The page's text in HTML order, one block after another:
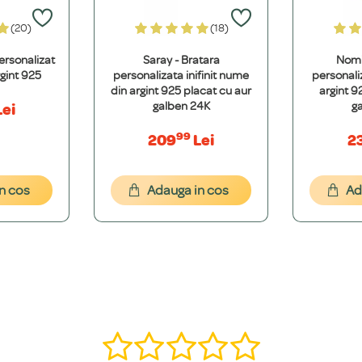
etern, nu oxidează și își păstrează valoarea. Oțelul Inoxidabil 316L este
hipoalergenice și nu conțin metale grele. Folosim argint de puritate
font dorești. Îți vom oferi o simulare grafică gratuită pentru a ne asigura
925
(20)
cos
Saray - Bratara
personalizata inifinit nume
din argint 925 placat cu aur
galben 24K
20999Lei
(18)
Adauga in cos
argint